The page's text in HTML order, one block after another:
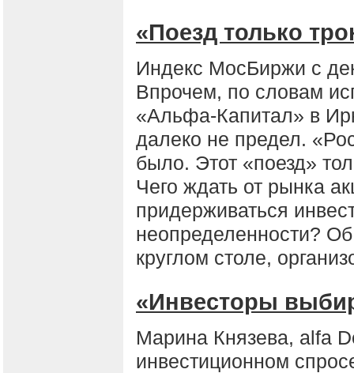
«Поезд только
Индекс МосБиржи с
Впрочем, по словам
«Альфа-Капитал» в
далеко не предел.
было. Этот «поезд»
Чего ждать от рынка
придерживаться
неопределенности?
круглом столе,
«Инвесторы
Марина Князева, alfa
инвестиционном